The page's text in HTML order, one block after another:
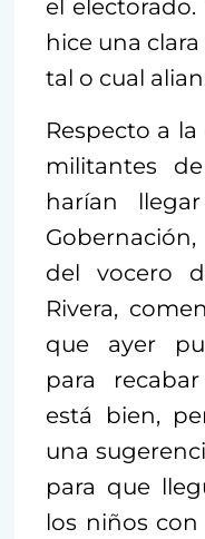
el
hice una
tal o cual
Respecto a
militantes
harían
del vocero
Rivera,
que ayer
para
está bien,
una
para que
los niños